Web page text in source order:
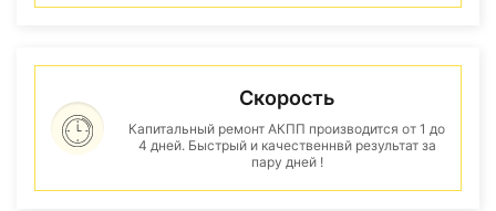
Скорость
Капитальный ремонт АКПП производится от 1 до
4 дней. Быстрый и качественнвй результат за
пару дней !